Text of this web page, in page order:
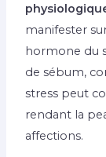
manifester
hormone du
de sébum,
stress peut
rendant la
affections.